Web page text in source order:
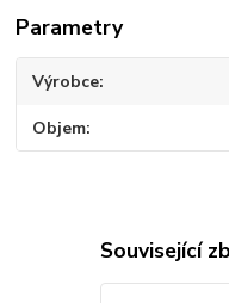
Parametry
Výrobce
Objem
Související